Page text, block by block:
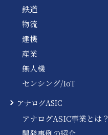
鉄道
物流
建機
産業
無人機
センシング/IoT
アナログASIC
アナログASIC事業とは？